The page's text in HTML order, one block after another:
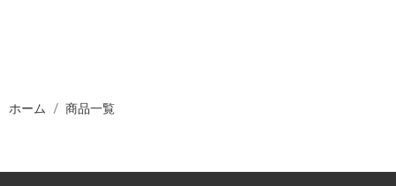
ホーム 商品一覧